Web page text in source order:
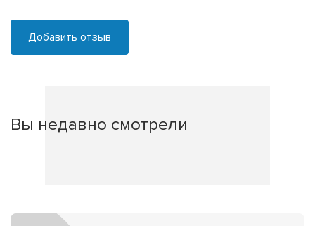
Добавить отзыв
Вы недавно смотрели